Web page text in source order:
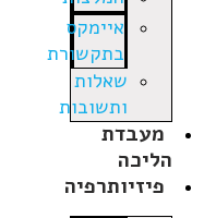
איימקס
בתקשורת
שאלות
ותשובות
מעבדת
הליכה
פיזיותרפיה